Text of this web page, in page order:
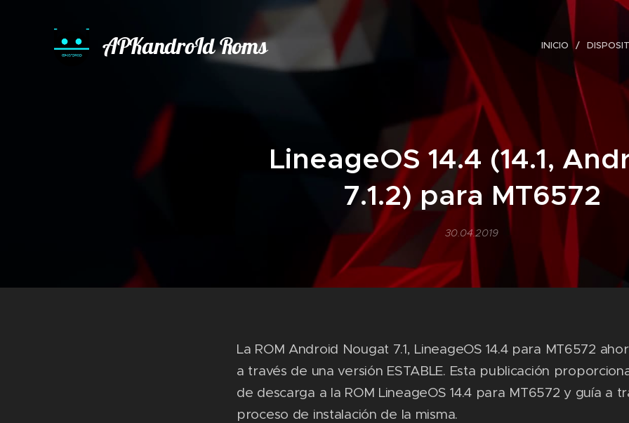
APKandroId Roms INICIO
LineageOS 14.4 (14.1,
7.1.2) para MT6572
30.04.2019
La ROM Android Nougat 7.1, LineageOS 14.4 para MT6572
a través de una versión ESTABLE. Esta publicación
de descarga a la ROM LineageOS 14.4 para MT6572 y guía a
proceso de instalación de la misma.